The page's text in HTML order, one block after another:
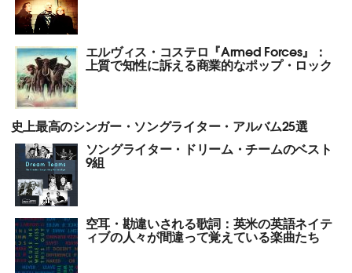
エルヴィス・コステロ『Armed Forces』：
上質で知性に訴える商業的なポップ・ロック
史上最高のシンガー・ソングライター・アルバム25選
ソングライター・ドリーム・チームのベスト
9組
空耳・勘違いされる歌詞：英米の英語ネイテ
ィブの人々が間違って覚えている楽曲たち